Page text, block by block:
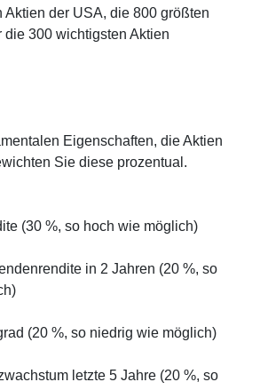
Aktien der USA, die 800 größten
300 wichtigsten Aktien
Eigenschaften, die Aktien
Sie diese prozentual.
(30 %, so hoch wie möglich)
in 2 Jahren (20 %, so
(20 %, so niedrig wie möglich)
letzte 5 Jahre (20 %, so